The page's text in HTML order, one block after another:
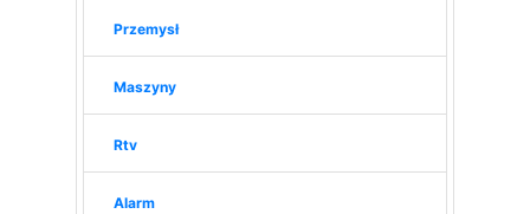
Przemysł
Maszyny
Rtv
Alarm